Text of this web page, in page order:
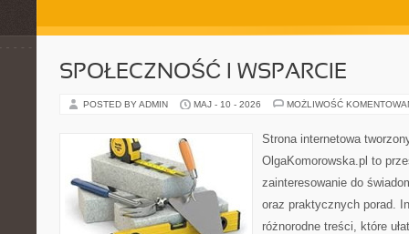
SPOŁECZNOŚĆ I WSPARCIE
POSTED BY ADMIN MAJ - 10 - 2026 MOŻLIWOŚĆ
Strona internetowa
OlgaKomorowska.pl to
zainteresowanie do
oraz praktycznych porad.
różnorodne treści, które